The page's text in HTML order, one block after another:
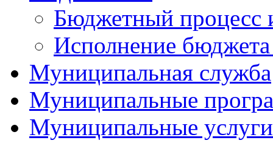
Бюджетный процесс
Исполнение
Муниципальная служба
Муниципальные
Муниципальные услуги